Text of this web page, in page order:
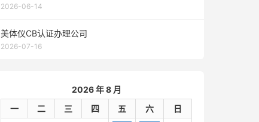
2026-06-14
美体仪CB认证办理公司
2026-07-16
2026 年 8 月
一
二 三 四 五 六
日